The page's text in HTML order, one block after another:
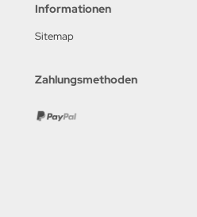
Informationen
Sitemap
Zahlungsmethoden